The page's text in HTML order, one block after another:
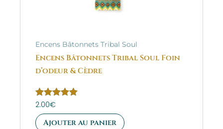
Encens Bâtonnets Tribal Soul
Encens Bâtonnets Tribal Soul Foin
d’odeur & Cèdre
Note
5.00
sur 5
2.00€
Ajouter au panier